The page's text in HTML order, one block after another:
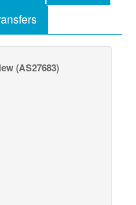
(AS27683)